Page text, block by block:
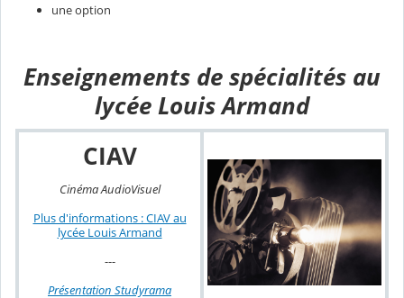
une option
Enseignements de spécialités au
lycée Louis Armand
CIAV
Cinéma AudioVisuel
Plus d'informations : CIAV au
lycée Louis Armand
---
Présentation Studyrama